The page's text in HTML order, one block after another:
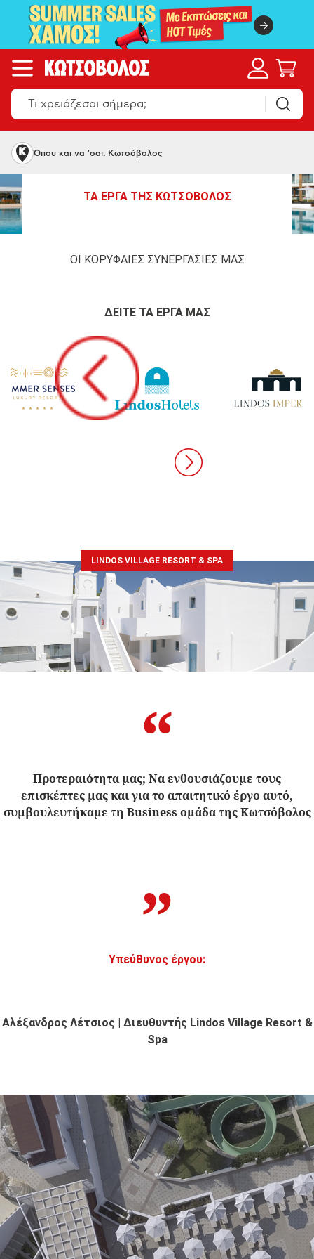
Όπου και να 'σαι, Κωτσόβολος
ΤΑ ΕΡΓΑ ΤΗΣ ΚΩΤΣΟΒΟΛΟΣ
ΟΙ ΚΟΡΥΦΑΙΕΣ ΣΥΝΕΡΓΑΣΙΕΣ ΜΑΣ
ΔΕΙΤΕ ΤΑ ΕΡΓΑ ΜΑΣ
LINDOS VILLAGE RESORT & SPA
“
Προτεραιότητα μας; Να ενθουσιάζουμε τους
επισκέπτες μας και για το απαιτητικό έργο αυτό,
συμβουλευτήκαμε τη Business ομάδα της Κωτσόβολος
”
Υπεύθυνος έργου:
Αλέξανδρος Λέτσιος | Διευθυντής Lindos Village Resort &
Spa